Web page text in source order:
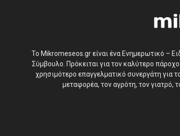
Το Mikromeseos.gr είναι ένα Ενημερωτικό –
Σύμβουλο. Πρόκειται για τον καλύτερο
χρησιμότερο επαγγελματικό συνεργάτη για
μεταφορέα, τον αγρότη, τον γιατρό,